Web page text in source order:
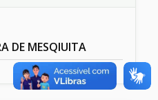
DE MESQIUITA